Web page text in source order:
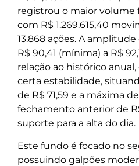
registrou o maior volume
com R$ 1.269.615,40
13.868 ações. A
R$ 90,41 (mínima) a R$
relação ao histórico
certa estabilidade,
de R$ 71,59 e a máxima
fechamento anterior de
suporte para a alta do dia.
Este fundo é focado no
possuindo galpões